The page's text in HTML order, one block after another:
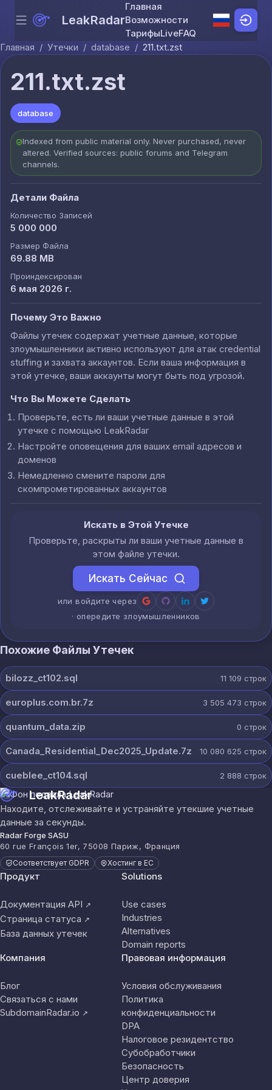
Skip to content
Menu LeakRadar
Главная
Возможности
ТарифыLiveFAQ
Главная / Утечки / database / 211.txt.zst
211.txt.zst
database
Indexed from public material only. Never purchased, never
altered. Verified sources: public forums and Telegram
channels.
Детали Файла
Количество Записей
5 000 000
Размер Файла
69.88 MB
Проиндексирован
6 мая 2026 г.
Почему Это Важно
Файлы утечек содержат учетные данные, которые
злоумышленники активно используют для атак credential
stuffing и захвата аккаунтов. Если ваша информация в
этой утечке, ваши аккаунты могут быть под угрозой.
Что Вы Можете Сделать
Проверьте, есть ли ваши учетные данные в этой
утечке с помощью LeakRadar
Настройте оповещения для ваших email адресов и
доменов
Немедленно смените пароли для
скомпрометированных аккаунтов
Искать в Этой Утечке
Проверьте, раскрыты ли ваши учетные данные в
этом файле утечки.
Искать Сейчас
или войдите через
· опередите злоумышленников
Похожие Файлы Утечек
bilozz_ct102.sql 11 109 строк
europlus.com.br.7z 3 505 473 строк
quantum_data.zip 0 строк
Canada_Residential_Dec2025_Update.7z 10 080 625 строк
cueblee_ct104.sql 2 888 строк
LeakRadar
Находите, отслеживайте и устраняйте утекшие учетные
данные за секунды.
Radar Forge SASU
60 rue François 1er, 75008 Париж, Франция
Соответствует GDPR Хостинг в ЕС
Продукт
Документация API ↗
Страница статуса ↗
База данных утечек
Solutions
Use cases
Industries
Alternatives
Domain reports
Компания
Блог
Связаться с нами
SubdomainRadar.io ↗
Правовая информация
Условия обслуживания
Политика
конфиденциальности
DPA
Налоговое резидентство
Субобработчики
Безопасность
Центр доверия